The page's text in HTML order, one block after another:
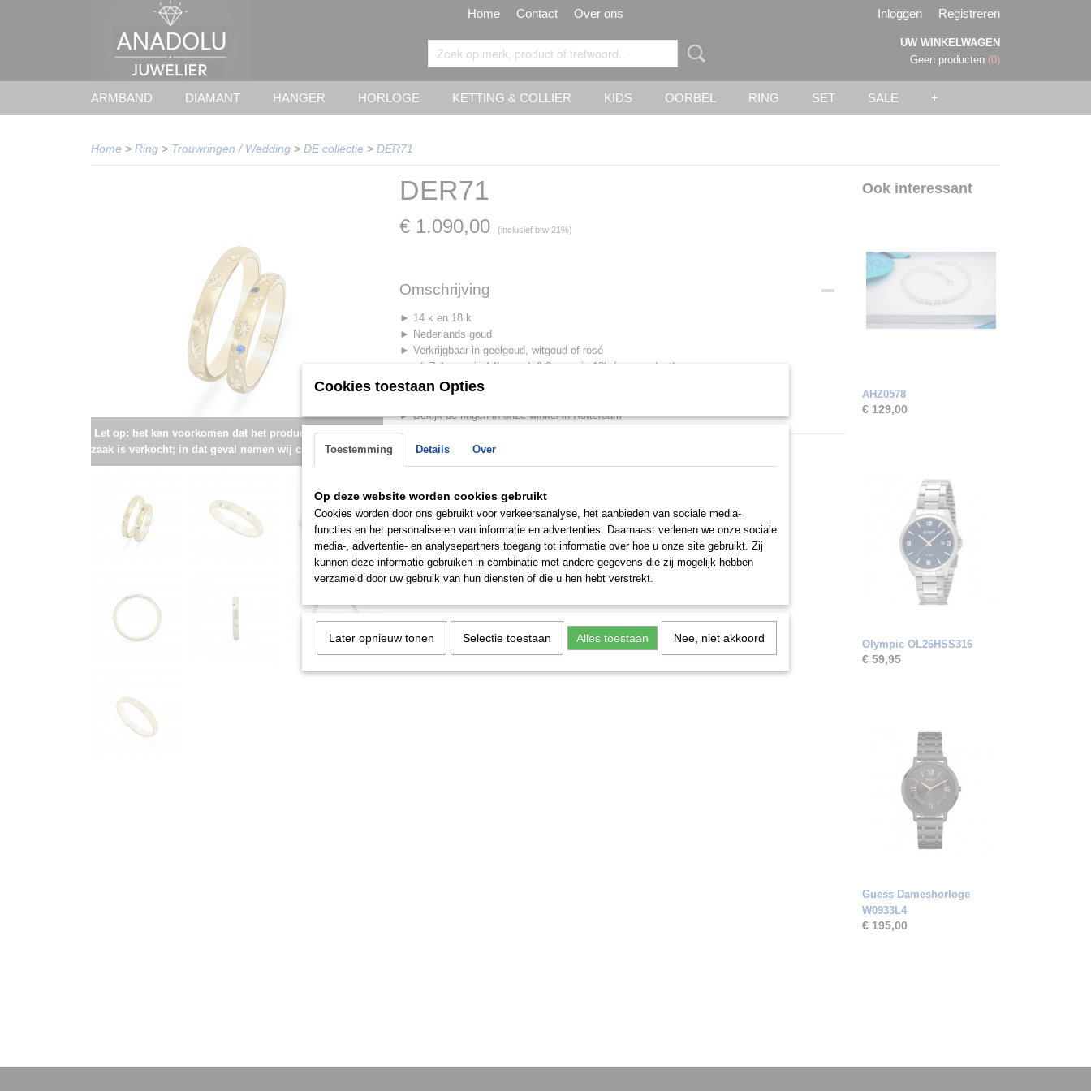
Home Contact Over ons Inloggen Registreren
UW WINKELWAGEN
Geen producten (0)
ARMBAND DIAMANT HANGER HORLOGE KETTING & COLLIER KIDS OORBEL RING SET SALE +
Home > Ring > Trouwringen / Wedding > DE collectie > DER71
Let op: het kan voorkomen dat het product onlangs in de
zaak is verkocht; in dat geval nemen wij contact met u op.
DER71
€ 1.090,00 (inclusief btw 21%)
Omschrijving
► 14 k en 18 k
► Nederlands goud
► Verkrijgbaar in geelgoud, witgoud of rosé
► +/- 7.4 gram in 14k en +/- 9.3 gram in 18k (per paar/set)
► ↔ damesring 3 mm - herenring 3 mm
► Bekijk de ringen in onze winkel in Rotterdam
Save
Ook interessant
AHZ0578
€ 129,00
Olympic OL26HSS316
€ 59,95
Guess Dameshorloge
W0933L4
€ 195,00
Cookies toestaan Opties
Toestemming Details Over
Op deze website worden cookies gebruikt
Cookies worden door ons gebruikt voor verkeersanalyse, het aanbieden van sociale media-
functies en het personaliseren van informatie en advertenties. Daarnaast verlenen we onze sociale
media-, advertentie- en analysepartners toegang tot informatie over hoe u onze site gebruikt. Zij
kunnen deze informatie gebruiken in combinatie met andere gegevens die zij mogelijk hebben
verzameld door uw gebruik van hun diensten of die u hen hebt verstrekt.
Later opnieuw tonen Selectie toestaan Alles toestaan Nee, niet akkoord